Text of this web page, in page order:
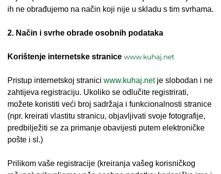
ih ne obrađujemo na način koji nije u skladu s tim svrhama.
2. Način i svrhe obrade osobnih podataka
Korištenje internetske stranice www.kuhaj.net
Pristup internetskoj stranici www.kuhaj.netje slobodan i ne
zahtijeva registraciju. Ukoliko se odlučite registrirati,
možete koristiti veći broj sadržaja i funkcionalnosti stranice
(npr. kreirati vlastitu stranicu, objavljivati svoje fotografije,
predbilježiti se za primanje obavijesti putem elektroničke
pošte i sl.)
Prilikom vaše registracije (kreiranja vašeg korisničkog